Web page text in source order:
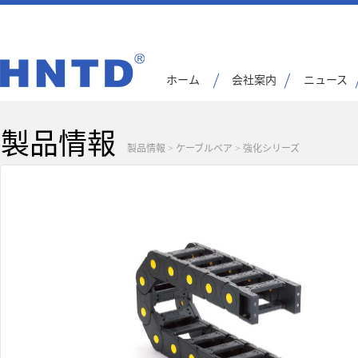
ホーム 会社案内 ニュース
製品情報 製品情報 > ケーブルベア > 強化シリーズ